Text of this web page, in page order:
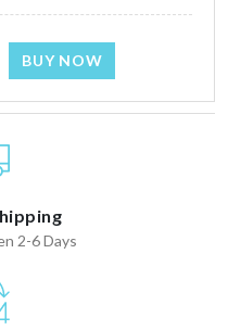
BUY NOW
2-6 Days